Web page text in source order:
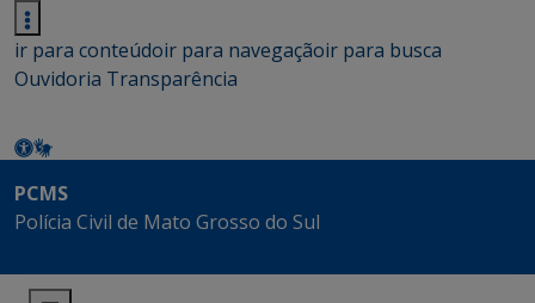
ir para conteúdoir para navegaçãoir para busca
Ouvidoria Transparência
PCMS
Polícia Civil de Mato Grosso do Sul